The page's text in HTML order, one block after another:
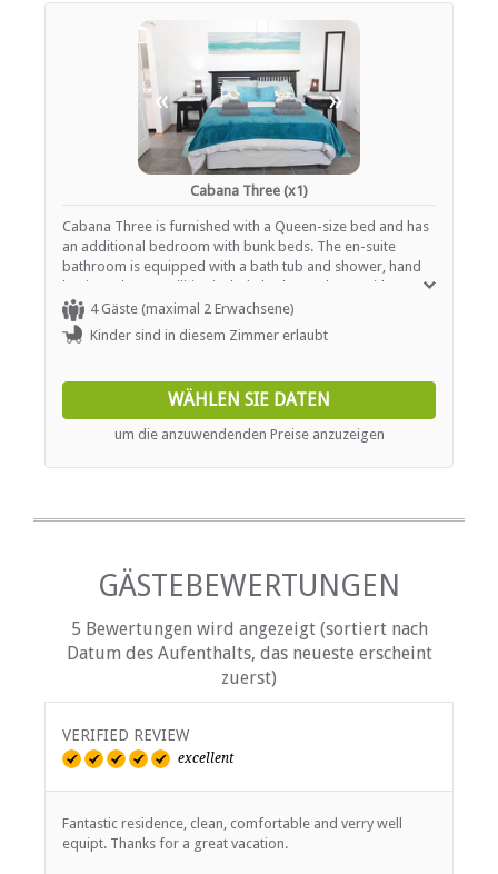
« »
Cabana Three (x1)
Cabana Three is furnished with a Queen-size bed and has
an additional bedroom with bunk beds. The en-suite
bathroom is equipped with a bath tub and shower, hand
basin and WC. Facilities include bath towels, TV with DStv,
microwave, kettle, toaster, lounge suite, hairdryer,
cupboard space, covered veranda with seating and dining
area, refrigerator / freezer. Wireless internet connection,
Kitchen and sitting area.
4 Gäste (maximal 2 Erwachsene)
Kinder sind in diesem Zimmer erlaubt
WÄHLEN SIE DATEN
um die anzuwendenden Preise anzuzeigen
GÄSTEBEWERTUNGEN
5 Bewertungen wird angezeigt (sortiert nach
Datum des Aufenthalts, das neueste erscheint
zuerst)
VERIFIED REVIEW
excellent
Fantastic residence, clean, comfortable and verry well
equipt. Thanks for a great vacation.